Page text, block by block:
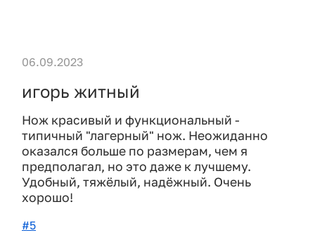
игорь житный
Нож красивый и функциональный -
типичный "лагерный" нож. Неожиданно
оказался больше по размерам, чем я
предполагал, но это даже к лучшему.
Удобный, тяжёлый, надёжный. Очень
хорошо!
06.09.2023
#5